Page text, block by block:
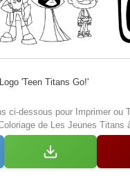
'Teen Titans Go!'
ci-dessous pour Imprimer ou
de Les Jeunes Titans